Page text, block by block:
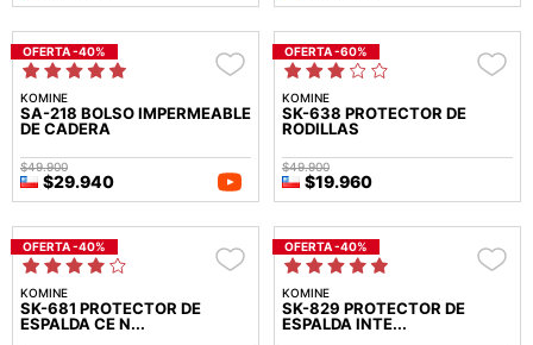
OFERTA -40%
KOMINE
SA-218 BOLSO IMPERMEABLE
DE CADERA
$29.940
$49.900
OFERTA -60%
KOMINE
SK-638 PROTECTOR DE
RODILLAS
$19.960
$49.900
OFERTA -40%
KOMINE
SK-681 PROTECTOR DE
ESPALDA CE N...
OFERTA -40%
KOMINE
SK-829 PROTECTOR DE
ESPALDA INTE...